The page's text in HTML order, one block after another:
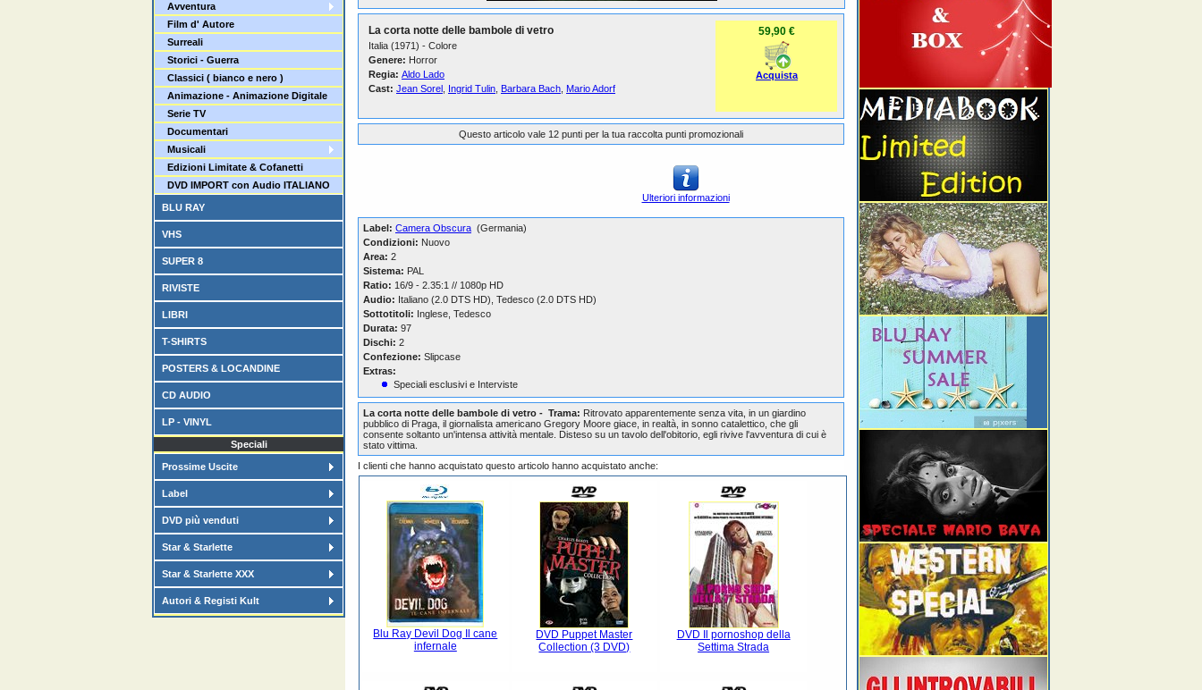
Avventura
Film d' Autore
Surreali
Storici - Guerra
Classici ( bianco e nero )
Animazione - Animazione Digitale
Serie TV
Documentari
Musicali
Edizioni Limitate & Cofanetti
DVD IMPORT con Audio ITALIANO
BLU RAY
VHS
SUPER 8
RIVISTE
LIBRI
T-SHIRTS
POSTERS & LOCANDINE
CD AUDIO
LP - VINYL
Speciali
Prossime Uscite
Label
DVD più venduti
Star & Starlette
Star & Starlette XXX
Autori & Registi Kult
La corta notte delle bambole di vetro
Italia (1971) - Colore
Genere: Horror
Regia: Aldo Lado
Cast: Jean Sorel Ingrid Tulin Barbara Bach Mario Adorf
59,90 €
Acquista
Questo articolo vale 12 punti per la tua raccolta punti promozionali
Ulteriori informazioni
Label: Camera Obscura (Germania)
Condizioni: Nuovo
Area: 2
Sistema: PAL
Ratio: 16/9 - 2.35:1 // 1080p HD
Audio: Italiano (2.0 DTS HD), Tedesco (2.0 DTS HD)
Sottotitoli: Inglese, Tedesco
Durata: 97
Dischi: 2
Confezione: Slipcase
Extras:
Speciali esclusivi e Interviste
La corta notte delle bambole di vetro - Trama: Ritrovato apparentemente senza vita, in un giardino
pubblico di Praga, il giornalista americano Gregory Moore giace, in realtà, in sonno catalettico, che gli
consente soltanto un'intensa attività mentale. Disteso su un tavolo dell'obitorio, egli rivive l'avventura di cui è
stato vittima.
I clienti che hanno acquistato questo articolo hanno acquistato anche:
Blu Ray Devil Dog Il cane
infernale
DVD Puppet Master
Collection (3 DVD)
DVD Il pornoshop della
Settima Strada